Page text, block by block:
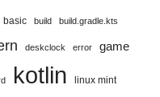
basic build build.gradle.kts
deskclock error game
kotlin linux mint